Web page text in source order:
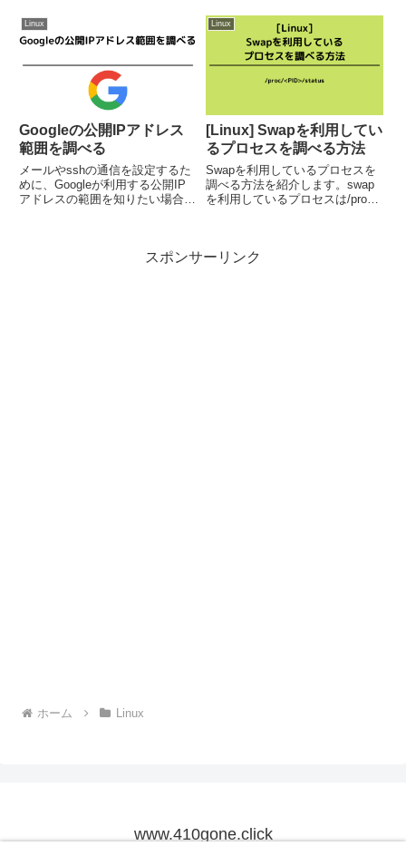
プロセスの起動が24時間を超え
ると時間が表示されなくなりま
す。 この場合、psコマンドの-o
オプションでl...
します。tarファイルのサイズを
ざっくり見積もるtar.gzファイル
のサイズを見積もるカ...
Linux
Googleの公開IPアドレス
範囲を調べる
メールやsshの通信を設定するた
めに、Googleが利用する公開IP
アドレスの範囲を知りたい場合が
できます。_spf.google.comド
Linux
[Linux] Swapを利用してい
るプロセスを調べる方法
Swapを利用しているプロセスを
調べる方法を紹介します。swap
を利用しているプロセスは/proc
ているSwapサイズになります。
スポンサーリンク
ホーム Linux
www.410gone.click